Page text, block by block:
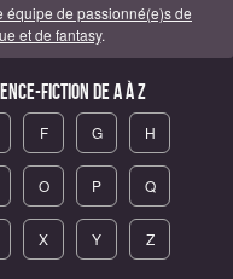
équipe de passionné(e)s de
et de fantasy.
fiction de A à Z
F G H
O P Q
X Y Z